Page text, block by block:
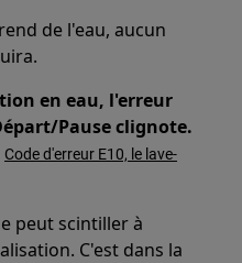
de l'eau, aucun
en eau, l'erreur
Pause clignote.
Code d'erreur E10, le lave-
peut scintiller à
C'est dans la